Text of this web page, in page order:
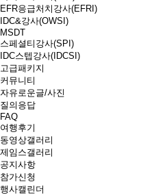
EFR응급처치강사(EFRI)
IDC&강사(OWSI)
MSDT
스페셜티강사(SPI)
IDC스텝강사(IDCSI)
고급패키지
커뮤니티
자유로운글/사진
질의응답
FAQ
여행후기
동영상갤러리
제임스갤러리
공지사항
참가신청
행사캘린더